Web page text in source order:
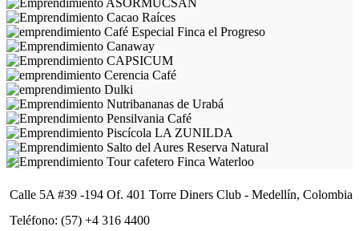
Calle 5A #39 -194 Of. 401 Torre Diners Club - Medellín, Colombia
Teléfono: (57) +4 316 4400